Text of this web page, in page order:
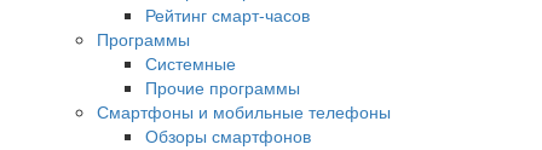
Рейтинг смарт-часов
Программы
Системные
Прочие программы
Смартфоны и мобильные телефоны
Обзоры смартфонов